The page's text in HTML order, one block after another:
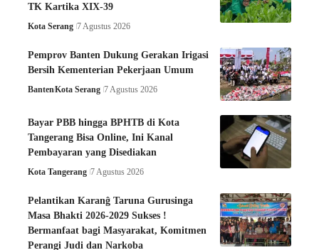
TK Kartika XIX-39
Kota Serang 7 Agustus 2026
Pemprov Banten Dukung Gerakan Irigasi
Bersih Kementerian Pekerjaan Umum
BantenKota Serang 7 Agustus 2026
Bayar PBB hingga BPHTB di Kota
Tangerang Bisa Online, Ini Kanal
Pembayaran yang Disediakan
Kota Tangerang 7 Agustus 2026
Pelantikan Karanĝ Taruna Gurusinga
Masa Bhakti 2026-2029 Sukses !
Bermanfaat bagi Masyarakat, Komitmen
Perangi Judi dan Narkoba